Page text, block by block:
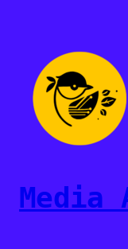
conținut